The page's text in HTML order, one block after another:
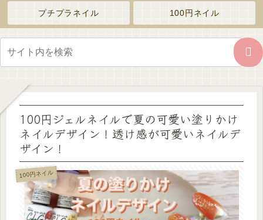
プチプラネイル 100円ネイル
100円ジェルネイルで夏の可愛い塗りかけ
ネイルデザイン！透け感が可愛いネイルデ
ザイン！
100円ネイル